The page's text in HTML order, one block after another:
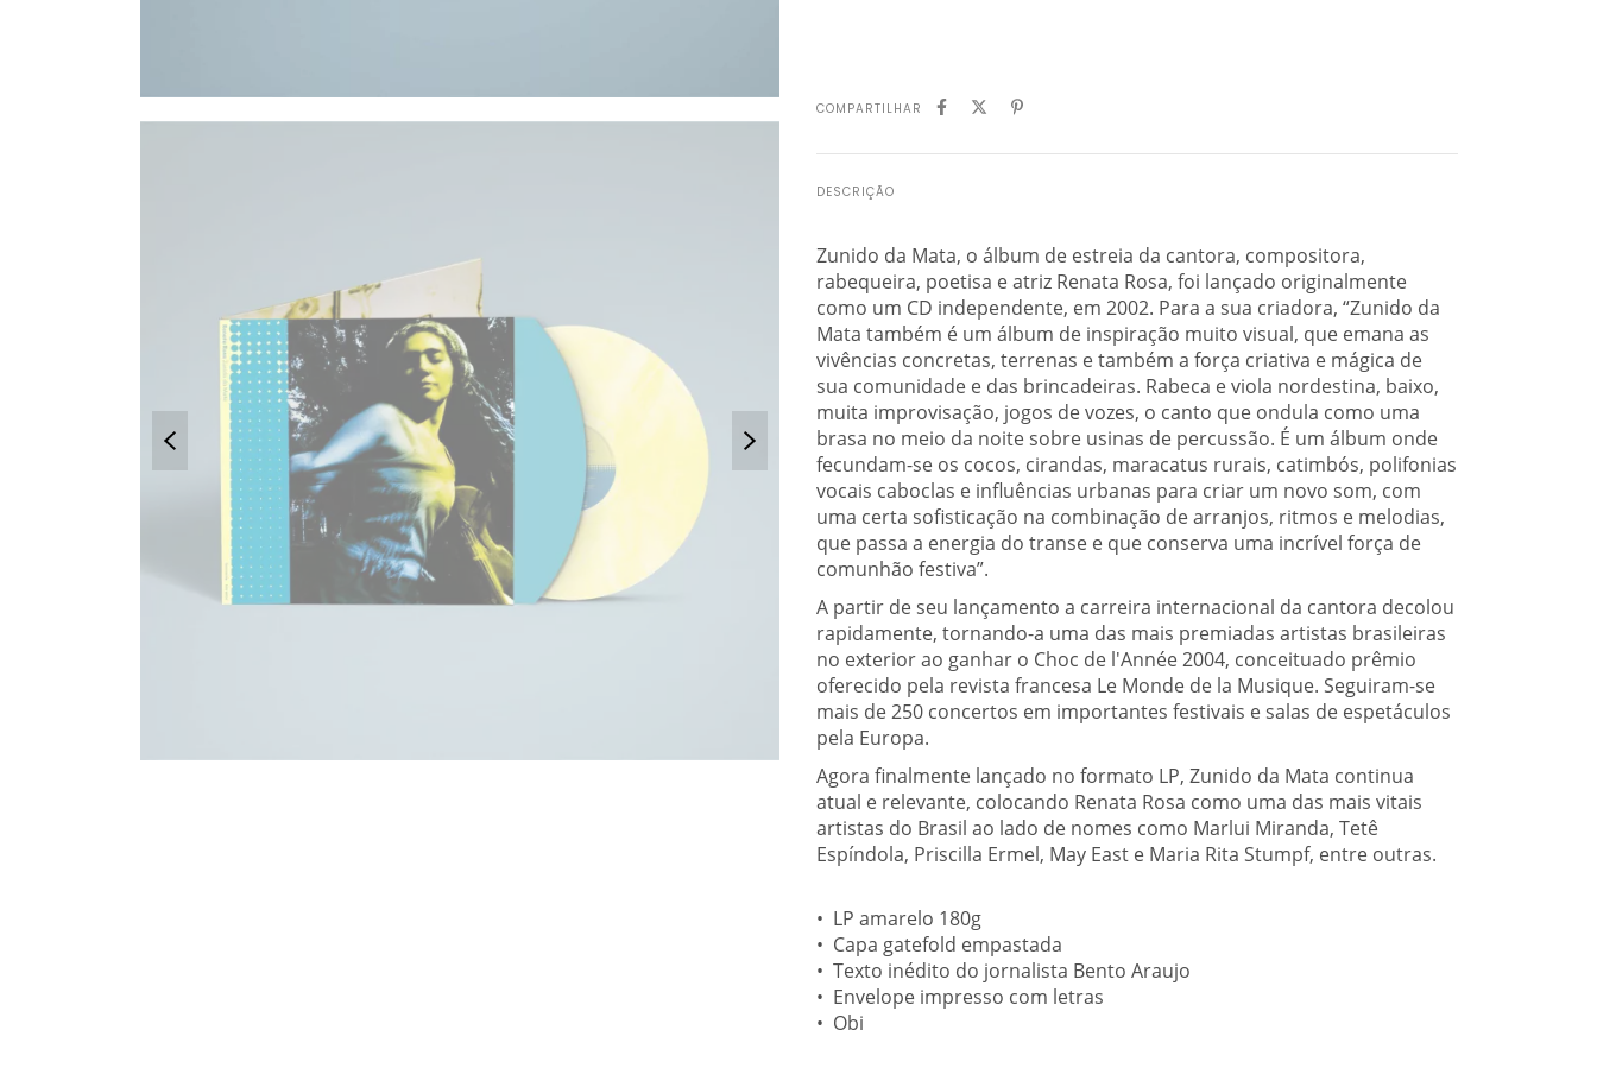
COMPARTILHAR
DESCRIÇÃO
Zunido da Mata, o álbum de estreia da cantora, compositora,
rabequeira, poetisa e atriz Renata Rosa, foi lançado originalmente
como um CD independente, em 2002. Para a sua criadora, “Zunido da
Mata também é um álbum de inspiração muito visual, que emana as
vivências concretas, terrenas e também a força criativa e mágica de
sua comunidade e das brincadeiras. Rabeca e viola nordestina, baixo,
muita improvisação, jogos de vozes, o canto que ondula como uma
brasa no meio da noite sobre usinas de percussão. É um álbum onde
fecundam-se os cocos, cirandas, maracatus rurais, catimbós, polifonias
vocais caboclas e influências urbanas para criar um novo som, com
uma certa sofisticação na combinação de arranjos, ritmos e melodias,
que passa a energia do transe e que conserva uma incrível força de
comunhão festiva”.
A partir de seu lançamento a carreira internacional da cantora decolou
rapidamente, tornando-a uma das mais premiadas artistas brasileiras
no exterior ao ganhar o Choc de l'Année 2004, conceituado prêmio
oferecido pela revista francesa Le Monde de la Musique. Seguiram-se
mais de 250 concertos em importantes festivais e salas de espetáculos
pela Europa.
Agora finalmente lançado no formato LP, Zunido da Mata continua
atual e relevante, colocando Renata Rosa como uma das mais vitais
artistas do Brasil ao lado de nomes como Marlui Miranda, Tetê
Espíndola, Priscilla Ermel, May East e Maria Rita Stumpf, entre outras.
•⁠ ⁠LP amarelo 180g
•⁠ ⁠Capa gatefold empastada
•⁠ ⁠Texto inédito do jornalista Bento Araujo
•⁠ ⁠Envelope impresso com letras
•⁠ ⁠Obi